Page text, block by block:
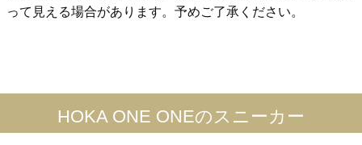
って見える場合があります。予めご了承ください。
HOKA ONE ONEのスニーカー